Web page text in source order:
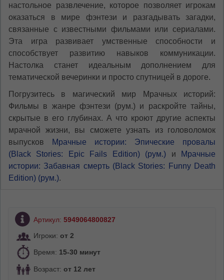
настольное развлечение, которое позволяет игрокам
оказаться в мире фэнтези и разгадывать загадки,
связанные с известными фильмами или сериалами.
Эта игра развивает умственные способности и
способствует развитию навыков коммуникации.
Настолка станет идеальным дополнением для
тематической вечеринки и просто спутницей в дороге.
Погрузитесь в магический мир Мрачных историй:
Фильмы в жанре фэнтези (рум.) и раскройте тайны,
скрытые в его глубинах. А что кроют другие аспекты
мрачной жизни, вы сможете узнать из головоломок
выпусков
Мрачные истории: Эпические провалы
(Black Stories: Epic Fails Edition) (рум.) и
Мрачные
истории: Забавная смерть (Black Stories: Funny Death
Edition) (рум.).
Артикул: 5949064800827
Игроки: от 2
Время: 15-30 минут
Возраст: от 12 лет